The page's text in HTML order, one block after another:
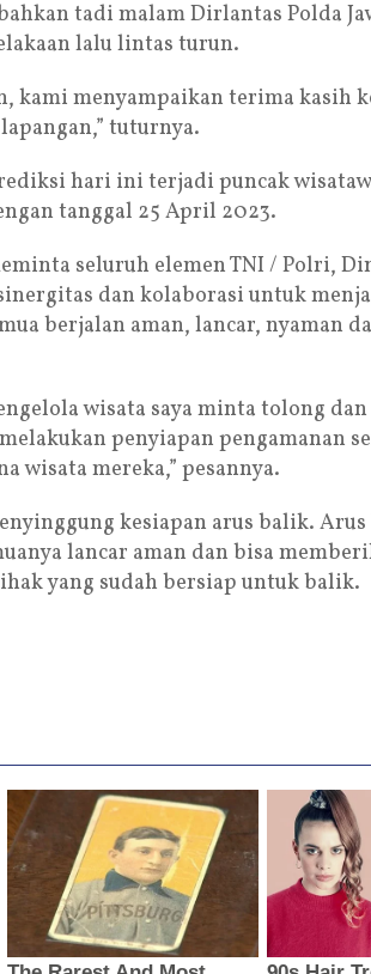
tadi malam Dirlantas Polda
lalu lintas turun.
kami menyampaikan terima kasih
tuturnya.
hari ini terjadi puncak
tanggal 25 April 2023.
seluruh elemen TNI / Polri,
dan kolaborasi untuk
berjalan aman, lancar, nyaman
wisata saya minta tolong
penyiapan pengamanan
wisata mereka,” pesannya.
kesiapan arus balik.
lancar aman dan bisa
yang sudah bersiap untuk balik.